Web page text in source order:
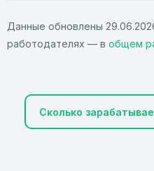
Данные обновлены
работодателях — в общем
Сколько